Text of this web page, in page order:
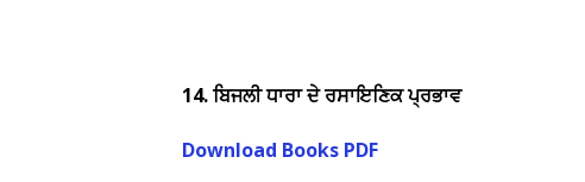
14.ਬਿਜਲੀ ਧਾਰਾ ਦੇ ਰਸਾਇਣਿਕ ਪ੍ਰਭਾਵ
Download Books PDF